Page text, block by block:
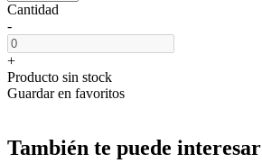
Cantidad
-
+
Producto sin stock
Guardar en favoritos
También te puede interesar